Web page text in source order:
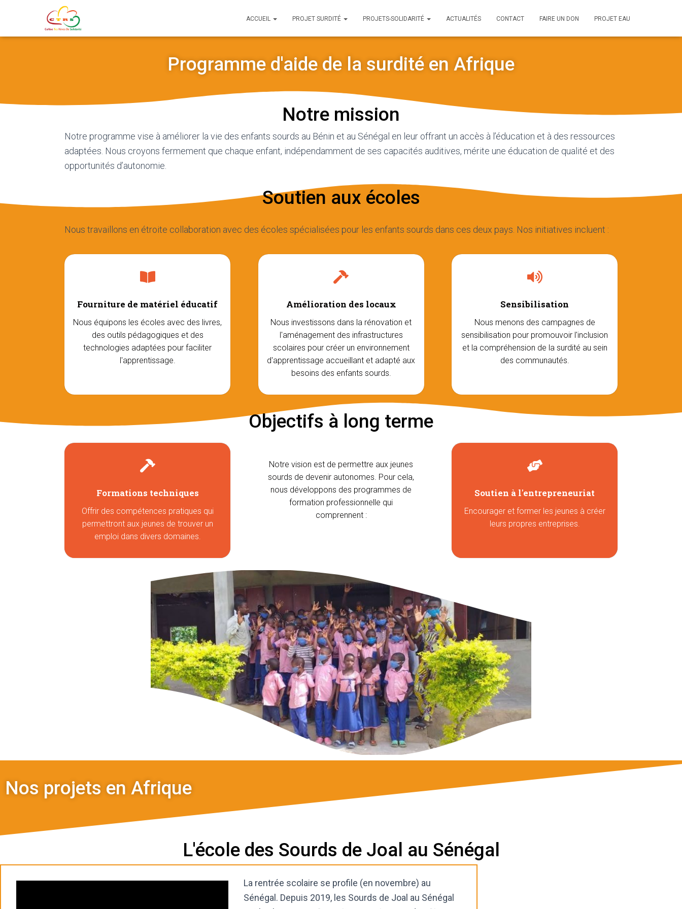
ACCUEIL PROJET SURDITÉ PROJETS-SOLIDARITÉ ACTUALITÉS CONTACT FAIRE UN DON PROJET EAU
Programme d'aide de la surdité en Afrique
Notre mission
Notre programme vise à améliorer la vie des enfants sourds au Bénin et au Sénégal en leur offrant un accès à l’éducation et à des ressources
adaptées. Nous croyons fermement que chaque enfant, indépendamment de ses capacités auditives, mérite une éducation de qualité et des
opportunités d’autonomie.
Soutien aux écoles
Nous travaillons en étroite collaboration avec des écoles spécialisées pour les enfants sourds dans ces deux pays. Nos initiatives incluent :
Fourniture de matériel éducatif
Nous équipons les écoles avec des livres,
des outils pédagogiques et des
technologies adaptées pour faciliter
l'apprentissage.
Amélioration des locaux
Nous investissons dans la rénovation et
l'aménagement des infrastructures
scolaires pour créer un environnement
d'apprentissage accueillant et adapté aux
besoins des enfants sourds.
Sensibilisation
Nous menons des campagnes de
sensibilisation pour promouvoir l'inclusion
et la compréhension de la surdité au sein
des communautés.
Objectifs à long terme
Formations techniques
Offrir des compétences pratiques qui
permettront aux jeunes de trouver un
emploi dans divers domaines.
Notre vision est de permettre aux jeunes
sourds de devenir autonomes. Pour cela,
nous développons des programmes de
formation professionnelle qui
comprennent :
Soutien à l'entrepreneuriat
Encourager et former les jeunes à créer
leurs propres entreprises.
Nos projets en Afrique
L'école des Sourds de Joal au Sénégal
La rentrée scolaire se profile (en novembre) au
Sénégal. Depuis 2019, les Sourds de Joal au Sénégal